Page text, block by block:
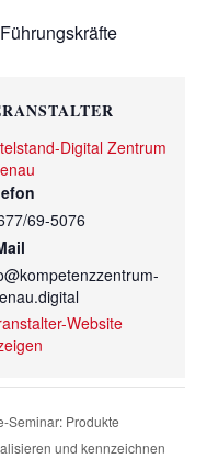
Digital Zentrum
69-5076
Website
Seminar: Produkte
und kennzeichnen